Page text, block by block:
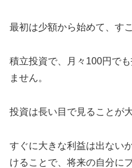
最初は少額から始めて、す
積立投資で、月々100円で
ません。
投資は長い目で見ることが
すぐに大きな利益は出ない
けることで、将来の自分に